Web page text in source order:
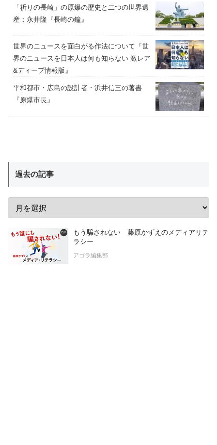
「祈りの長崎」の原爆の歴史と二つの世界遺
産：永井隆『長崎の鐘』
世界のニュースを面白がる作法について『世
界のニュースを日本人は何も知らない 激レア
&ディープ情報版』
平和都市・広島の設計者・浜井信三の著書
『原爆市長』
過去の記事
もう騙されない 藤原かずえのメディアリテ
ラシー
アゴラ編集部